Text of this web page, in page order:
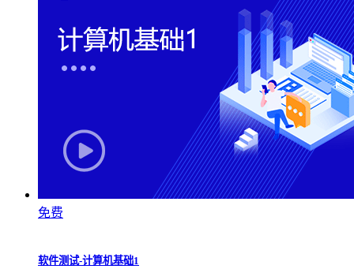
免费
软件测试-计算机基础1